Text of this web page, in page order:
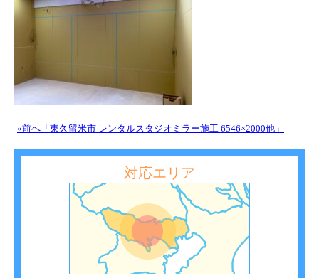
«前へ「東久留米市 レンタルスタジオミラー施工 6546×2000他」 ｜
対応エリア